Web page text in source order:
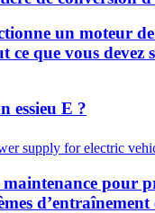
un moteur
ce que vous devez
essieu E ?
maintenance pour